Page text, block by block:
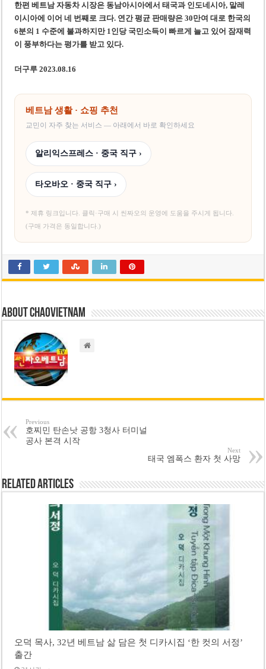
한편 베트남 자동차 시장은 동남아시아에서 태국과 인도네시아, 말레
이시아에 이어 네 번째로 크다. 연간 평균 판매량은 30만여 대로 한국의
6분의 1 수준에 불과하지만 1인당 국민소득이 빠르게 늘고 있어 잠재력
이 풍부하다는 평가를 받고 있다.
더구루 2023.08.16
베트남 생활 · 쇼핑 추천
교민이 자주 찾는 서비스 — 아래에서 바로 확인하세요
알리익스프레스 · 중국 직구 ›
타오바오 · 중국 직구 ›
* 제휴 링크입니다. 클릭·구매 시 씬짜오의 운영에 도움을 주시게 됩니다.
(구매 가격은 동일합니다.)
About chaovietnam
Previous
호찌민 탄손낫 공항 3청사 터미널
공사 본격 시작
Next
태국 엠폭스 환자 첫 사망
Related Articles
오덕 목사, 32년 베트남 삶 담은 첫 디카시집 ‘한 컷의 서정’
출간